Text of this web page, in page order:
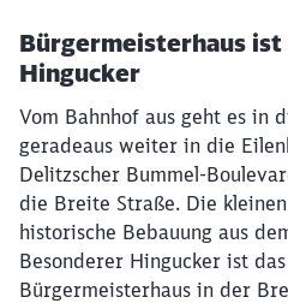
Bürgermeisterhaus
Hingucker
Vom Bahnhof aus geht es in
geradeaus weiter in die
Delitzscher Bummel-
die Breite Straße. Die
historische Bebauung aus
Besonderer Hingucker ist
Bürgermeisterhaus in der